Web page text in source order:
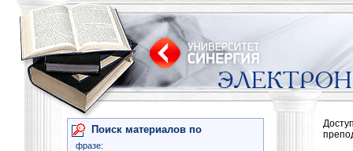
Поиск материалов по
фразе: